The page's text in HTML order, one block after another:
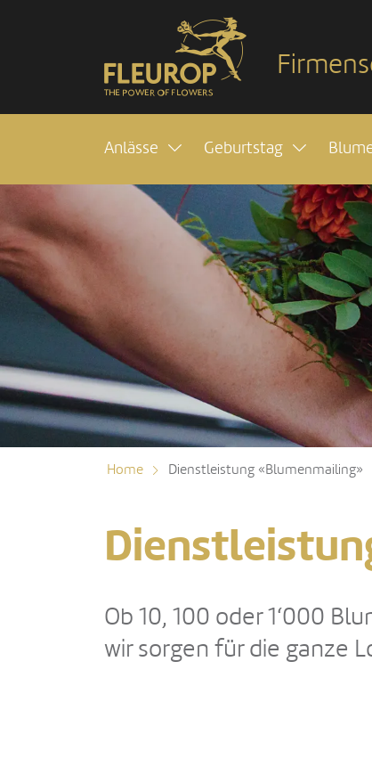
Anlässe Geburtstag
Home Dienstleistung «Blumenmailing»
Ob 10, 100 oder 1‘000
wir sorgen für die ganze